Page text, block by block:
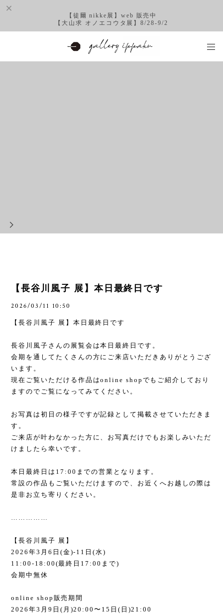
【徒爾 nikke展】web 販売中
【大山求 オノエコウタ展】8/28-9/2
【長谷川風子 展】本日最終日です
2026/03/11 10:50
【長谷川風子 展】本日最終日です
長谷川風子さんの展覧会は本日最終日です。
会期を通してたくさんの方にご来店いただきありがとうござ
います。
現在ご覧いただける作品はonline shopでもご紹介しており
ますのでご覧になってみてください。
お写真は初日の様子ですが記録として掲載させていただきま
す。
ご来店が叶わなかった方に、お写真だけでもお楽しみいただ
けましたら幸いです。
本日最終日は17:00までの営業となります。
常設の作品もご覧いただけますので、お近くへお越しの際は
是非お立ち寄りください。
……………
【長谷川風子 展】
2026年3月6日(金)-11日(水)
11:00-18:00(最終日17:00まで)
会期中無休
online shop販売期間
2026年3月9日(月)20:00〜15日(日)21:00